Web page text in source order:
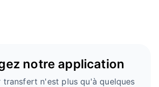
notre application
transfert n'est plus qu'à quelques